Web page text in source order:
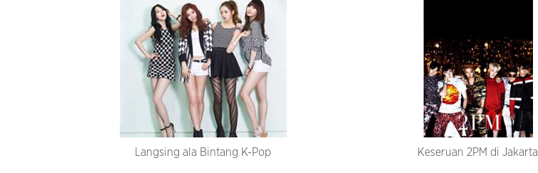
Langsing ala Bintang K-Pop Keseruan 2PM di Jakarta